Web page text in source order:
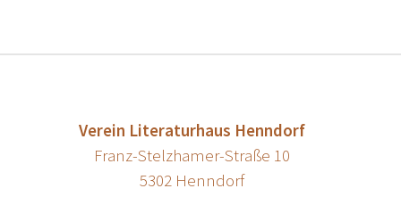
Verein Literaturhaus Henndorf
Franz-Stelzhamer-Straße 10
5302 Henndorf